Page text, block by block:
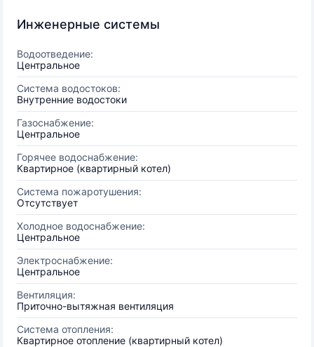
Инженерные системы
Водоотведение:
Центральное
Система водостоков:
Внутренние водостоки
Газоснабжение:
Центральное
Горячее водоснабжение:
Квартирное (квартирный котел)
Система пожаротушения:
Отсутствует
Холодное водоснабжение:
Центральное
Электроснабжение:
Центральное
Вентиляция:
Приточно-вытяжная вентиляция
Система отопления:
Квартирное отопление (квартирный котел)